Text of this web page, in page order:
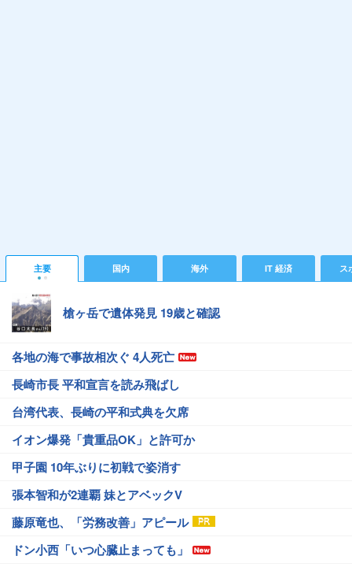
主要 国内 海外 IT 経済 ス
槍ヶ岳で遺体発見 19歳と確認
各地の海で事故相次ぐ 4人死亡
長崎市長 平和宣言を読み飛ばし
台湾代表、長崎の平和式典を欠席
イオン爆発「貴重品OK」と許可か
甲子園 10年ぶりに初戦で姿消す
張本智和が2連覇 妹とアベックV
藤原竜也、「労務改善」アピール
ドン小西「いつ心臓止まっても」